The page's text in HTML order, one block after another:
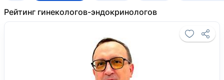
Рейтинг гинекологов-эндокринологов